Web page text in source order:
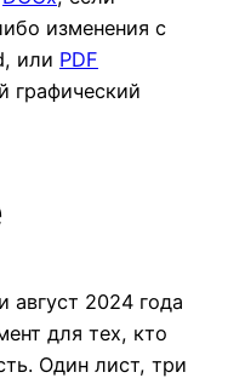
изменения с
или PDF
графический
август 2024 года
для тех, кто
Один лист, три